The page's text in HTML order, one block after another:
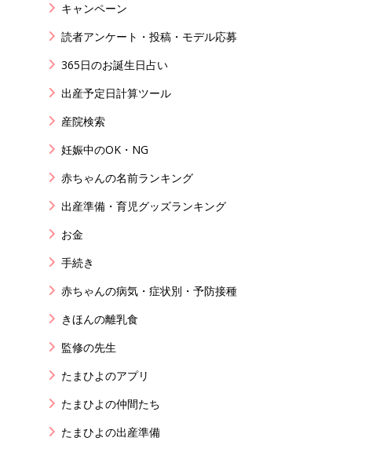
キャンペーン
読者アンケート・投稿・モデル応募
365日のお誕生日占い
出産予定日計算ツール
産院検索
妊娠中のOK・NG
赤ちゃんの名前ランキング
出産準備・育児グッズランキング
お金
手続き
赤ちゃんの病気・症状別・予防接種
きほんの離乳食
監修の先生
たまひよのアプリ
たまひよの仲間たち
たまひよの出産準備